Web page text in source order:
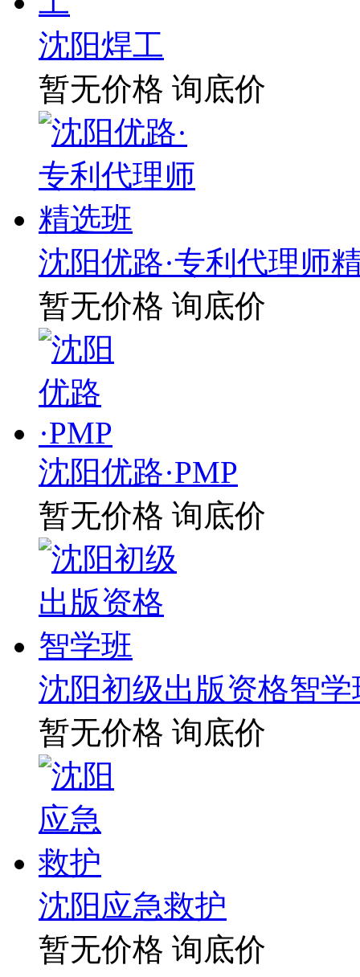
沈阳焊工
暂无价格 询底价
沈阳优路·专利代理师
暂无价格 询底价
沈阳优路·PMP
暂无价格 询底价
沈阳初级出版资格智学
暂无价格 询底价
沈阳应急救护
暂无价格 询底价